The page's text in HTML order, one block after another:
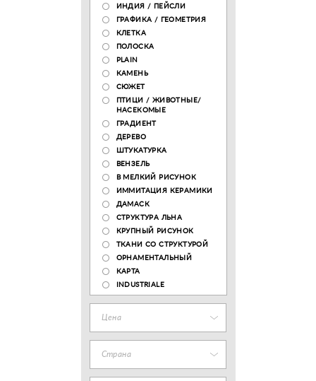
ИНДИЯ / ПЕЙСЛИ
ГРАФИКА / ГЕОМЕТРИЯ
КЛЕТКА
ПОЛОСКА
PLAIN
КАМЕНЬ
СЮЖЕТ
ПТИЦИ / ЖИВОТНЫЕ/
НАСЕКОМЫЕ
ГРАДИЕНТ
ДЕРЕВО
ШТУКАТУРКА
ВЕНЗЕЛЬ
В МЕЛКИЙ РИСУНОК
ИММИТАЦИЯ КЕРАМИКИ
ДАМАСК
СТРУКТУРА ЛЬНА
КРУПНЫЙ РИСУНОК
ТКАНИ СО СТРУКТУРОЙ
ОРНАМЕНТАЛЬНЫЙ
КАРТА
INDUSTRIALE
Цена
Страна